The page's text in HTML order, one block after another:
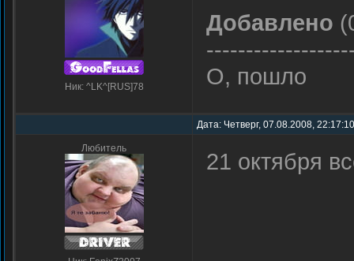
Ник: ^LK^[RUS]78
Добавлено
О, пошло
Дата: Четверг, 07.08.2008,
Любитель 21 октября